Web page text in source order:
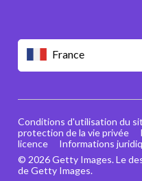
France
© 2026 Getty Images. Le
de Getty Images.
Conditions d'utilisation du
protection de la vie privée
licence
Informations